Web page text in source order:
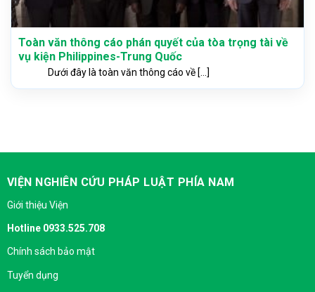
Toàn văn thông cáo phán quyết của tòa trọng tài về
vụ kiện Philippines-Trung Quốc
Dưới đây là toàn văn thông cáo về [...]
VIỆN NGHIÊN CỨU PHÁP LUẬT PHÍA NAM
Giới thiệu Viện
Hotline 0933.525.708
Chính sách bảo mật
Tuyển dụng